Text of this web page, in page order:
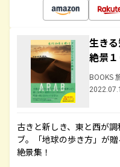
生き
絶景１
BOOKS
古きと新しき、東と西が
ブ。「地球の歩き方」が
絶景集！